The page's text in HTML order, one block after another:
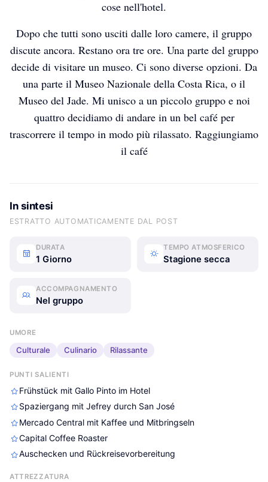
cose nell'hotel.
Dopo che tutti sono usciti dalle loro camere, il gruppo
discute ancora. Restano ora tre ore. Una parte del gruppo
decide di visitare un museo. Ci sono diverse opzioni. Da
una parte il Museo Nazionale della Costa Rica, o il
Museo del Jade. Mi unisco a un piccolo gruppo e noi
quattro decidiamo di andare in un bel café per
trascorrere il tempo in modo più rilassato. Raggiungiamo
il café
In sintesi
ESTRATTO AUTOMATICAMENTE DAL POST
DURATA
1 Giorno
TEMPO ATMOSFERICO
Stagione secca
ACCOMPAGNAMENTO
Nel gruppo
UMORE
Culturale Culinario Rilassante
PUNTI SALIENTI
Frühstück mit Gallo Pinto im Hotel
Spaziergang mit Jefrey durch San José
Mercado Central mit Kaffee und Mitbringseln
Capital Coffee Roaster
Auschecken und Rückreisevorbereitung
ATTREZZATURA